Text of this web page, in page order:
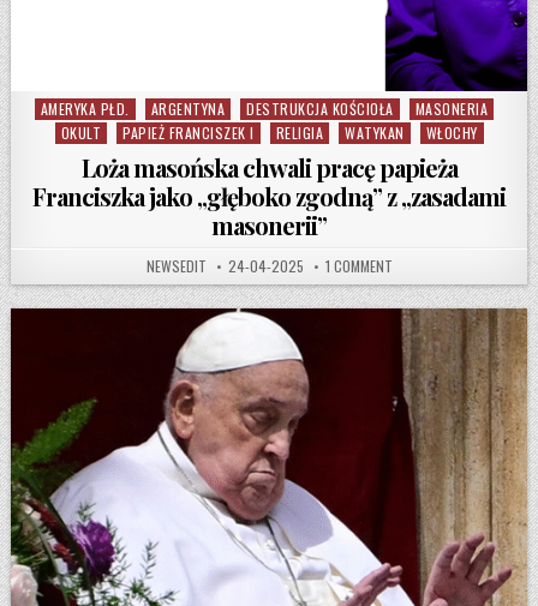
Posted in
AMERYKA PŁD. ARGENTYNA DESTRUKCJA KOŚCIOŁA
MASONERIA
OKULT
PAPIEŻ FRANCISZEK I RELIGIA WATYKAN WŁOCHY
Loża masońska chwali pracę papieża
Franciszka jako „głęboko zgodną” z „zasadami
masonerii”
AUTHOR:
NEWSEDIT PUBLISHED DATE:
24-04-2025 1 COMMENTON LOŻA MASOŃSKA